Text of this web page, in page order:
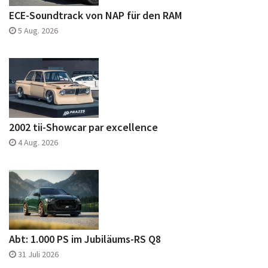
ECE-Soundtrack von NAP für den RAM
5 Aug. 2026
2002 tii-Showcar par excellence
4 Aug. 2026
Abt: 1.000 PS im Jubiläums-RS Q8
31 Juli 2026